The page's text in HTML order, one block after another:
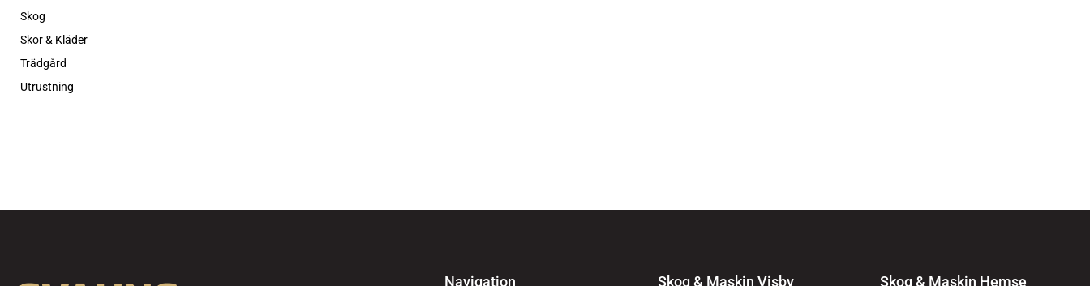
Skog
Skor & Kläder
Trädgård
Utrustning
Navigation Skog & Maskin Visby Skog & Maskin Hemse